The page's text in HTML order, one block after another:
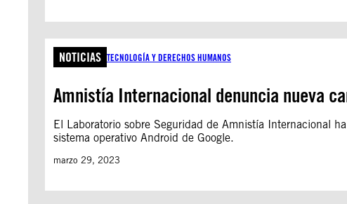
NOTICIAS TECNOLOGÍA Y DERECHOS HUMANOS
Amnistía Internacional denuncia nueva
El Laboratorio sobre Seguridad de Amnistía Internacional
sistema operativo Android de Google.
marzo 29, 2023